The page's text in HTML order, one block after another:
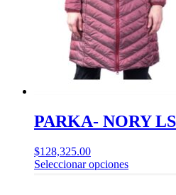
PARKA- NORY LS
$128,325.00
Seleccionar opcionesEste
producto